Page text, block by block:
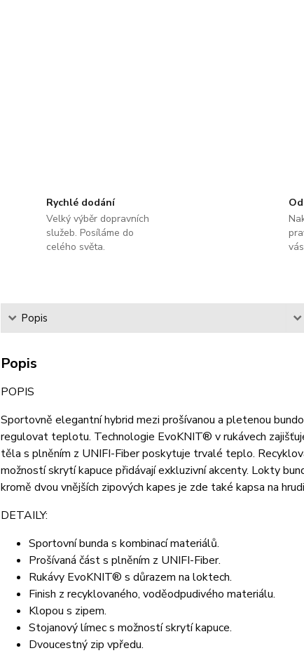
Rychlé dodání
Velký výběr dopravních
služeb. Posíláme do
celého světa.
Popis
Popis
POPIS
Sportovně elegantní hybrid mezi prošívanou a pletenou
regulovat teplotu. Technologie EvoKNIT® v rukávech
těla s plněním z UNIFI-Fiber poskytuje trvalé teplo.
možností skrytí kapuce přidávají exkluzivní akcenty. Lokty
kromě dvou vnějších zipových kapes je zde také kapsa na
DETAILY:
Sportovní bunda s kombinací materiálů.
Prošívaná část s plněním z UNIFI-Fiber.
Rukávy EvoKNIT® s důrazem na loktech.
Finish z recyklovaného, voděodpudivého materiálu.
Klopou s zipem.
Stojanový límec s možností skrytí kapuce.
Dvoucestný zip vpředu.